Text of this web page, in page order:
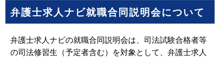
弁護士求人ナビ就職合同説明会について
弁護士求人ナビの就職合同説明会は、司法試験合格者等
の司法修習生（予定者含む）を対象として、弁護士求人